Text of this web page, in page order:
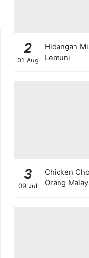
2
01 Aug
Hidangan
Lemuni
3
09 Jul
Chicken
Orang